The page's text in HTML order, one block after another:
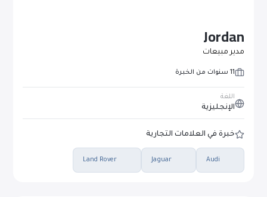
Jordan
مدير مبيعات
11 سنوات من الخبرة
اللغة
الإنجليزية
خبرة في العلامات التجارية
Audi
Jaguar
Land Rover